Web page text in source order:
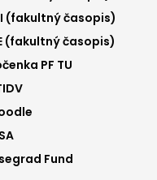
(fakultný časopis)
(fakultný časopis)
PF TU
Fund